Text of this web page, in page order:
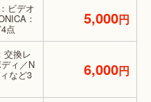
ビデオ
：
点
5,000円
交換レ
ィ／N
など3 6,000円